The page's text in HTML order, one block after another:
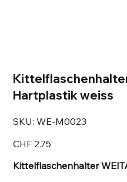
Hartplastik weiss
SKU: SKU
WE-
WE-M0023
CHF 2.75
Kittelflaschenhalter